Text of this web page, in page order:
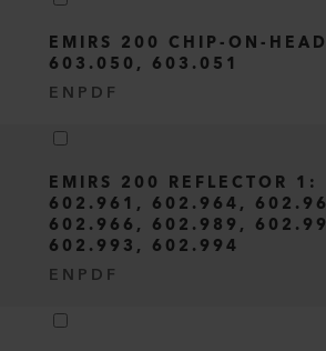
EMIRS 200 CHIP-ON-
603.050, 603.051
EN PDF
EMIRS 200 REFLECTOR
602.961, 602.964,
602.966, 602.989,
602.993, 602.994
EN PDF